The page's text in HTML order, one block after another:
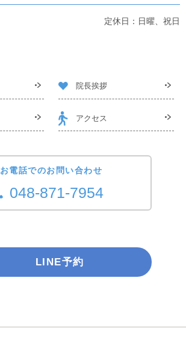
院長挨拶
アクセス
定休日：日曜、祝日
お電話でのお問い合わせ
048-871-7954
LINE予約